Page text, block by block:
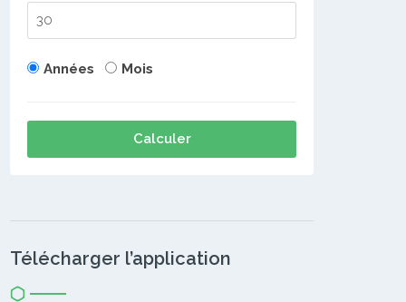
Années Mois
Calculer
Télécharger l’application